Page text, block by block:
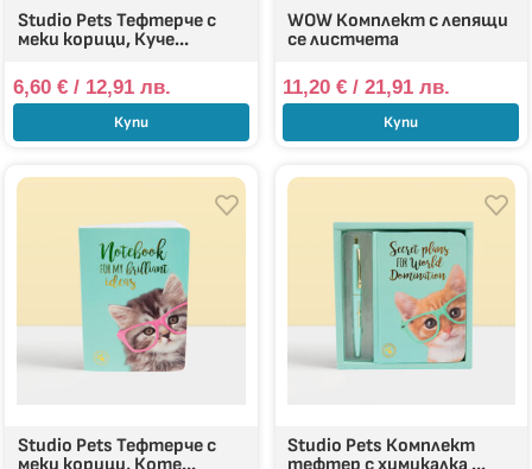
Studio Pets Тефтерче с
меки корици, Куче...
6,60 €/ 12,91 лв.
Купи
WOW Комплект с лепящи
се листчета
11,20 €/ 21,91 лв.
Купи
Studio Pets Тефтерче с
Studio Pets Комплект